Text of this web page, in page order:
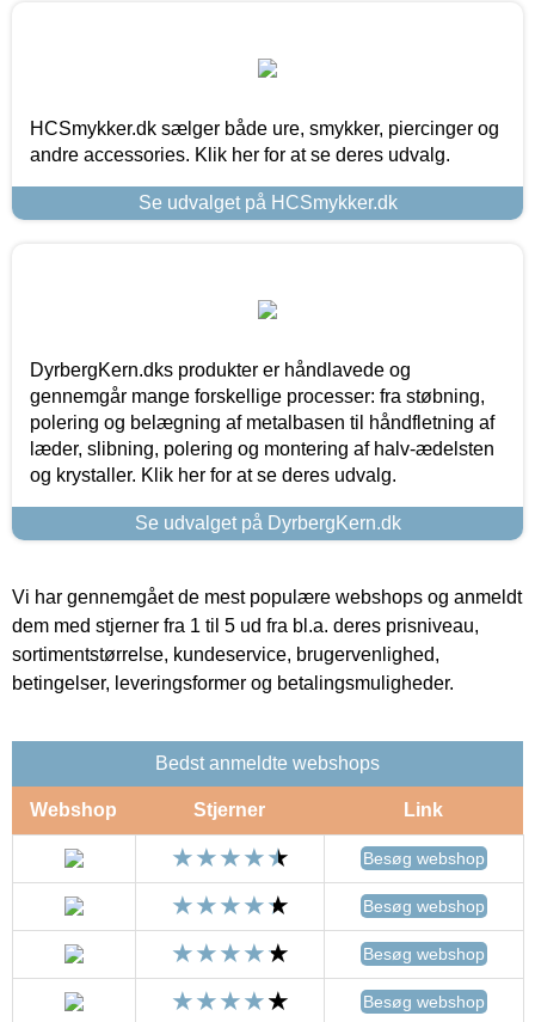
HCSmykker.dk sælger både ure, smykker, piercinger og
andre accessories. Klik her for at se deres udvalg.
Se udvalget på HCSmykker.dk
DyrbergKern.dks produkter er håndlavede og
gennemgår mange forskellige processer: fra støbning,
polering og belægning af metalbasen til håndfletning af
læder, slibning, polering og montering af halv-ædelsten
og krystaller. Klik her for at se deres udvalg.
Se udvalget på DyrbergKern.dk
Vi har gennemgået de mest populære webshops og anmeldt
dem med stjerner fra 1 til 5 ud fra bl.a. deres prisniveau,
sortimentstørrelse, kundeservice, brugervenlighed,
betingelser, leveringsformer og betalingsmuligheder.
Bedst anmeldte webshops
Webshop Stjerner Link
Besøg webshop
Besøg webshop
Besøg webshop
Besøg webshop